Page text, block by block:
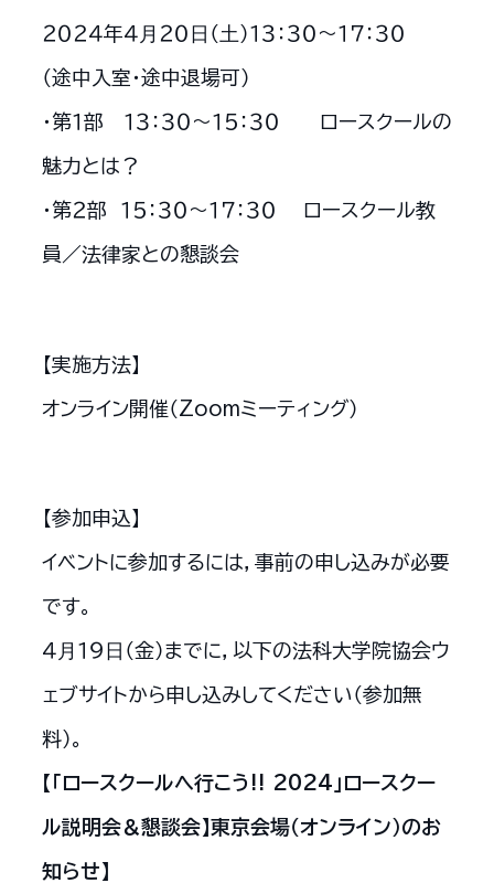
２０２４年４⽉２０⽇（⼟）１３：３０〜１７：３０
（途中入室・途中退場可）
・第１部 １３：３０～１５：３０ ロースクールの
魅力とは？
・第２部 １５：３０～１７：３０ ロースクール教
員／法律家との懇談会
【実施方法】
オンライン開催（Zoomミーティング）
【参加申込】
イベントに参加するには，事前の申し込みが必要
です。
４⽉１９⽇（金）までに，以下の法科大学院協会ウ
ェブサイトから申し込みしてください（参加無
料）。
【「ロースクールへ行こう!! 2024」ロースクー
ル説明会＆懇談会】東京会場（オンライン）のお
知らせ】